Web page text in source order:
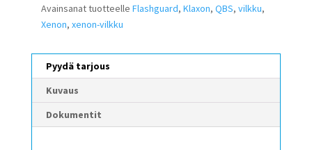
Avainsanat tuotteelle Flashguard, Klaxon, QBS, vilkku,
Xenon, xenon-vilkku
Pyydä tarjous
Kuvaus
Dokumentit